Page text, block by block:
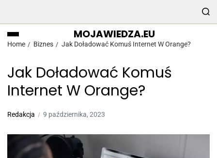
MOJAWIEDZA.EU
Home Biznes Jak Doładować Komuś Internet W Orange?
Jak Doładować Komuś
Internet W Orange?
Redakcja 9 października, 2023